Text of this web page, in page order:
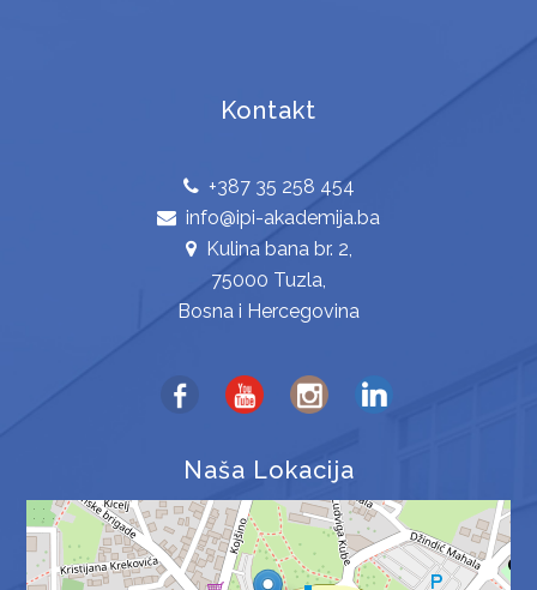
Kontakt
+387 35 258 454
info@ipi-akademija.ba
Kulina bana br. 2,
75000 Tuzla,
Bosna i Hercegovina
Naša Lokacija